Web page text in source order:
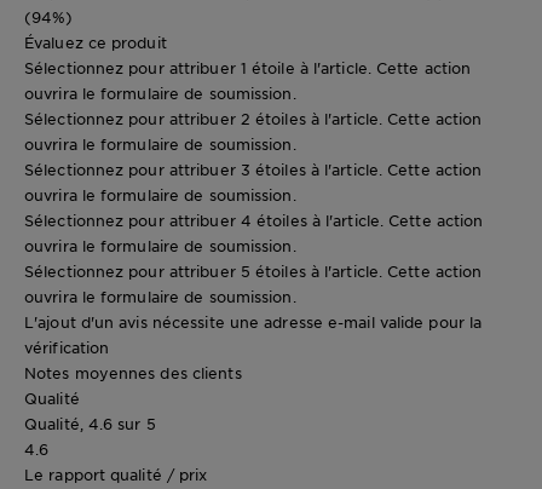
(94%)
Évaluez ce produit
Sélectionnez pour attribuer 1 étoile à l'article. Cette action
ouvrira le formulaire de soumission.
Sélectionnez pour attribuer 2 étoiles à l'article. Cette action
ouvrira le formulaire de soumission.
Sélectionnez pour attribuer 3 étoiles à l'article. Cette action
ouvrira le formulaire de soumission.
Sélectionnez pour attribuer 4 étoiles à l'article. Cette action
ouvrira le formulaire de soumission.
Sélectionnez pour attribuer 5 étoiles à l'article. Cette action
ouvrira le formulaire de soumission.
L'ajout d'un avis nécessite une adresse e-mail valide pour la
vérification
Notes moyennes des clients
Qualité
Qualité, 4.6 sur 5
4.6
Le rapport qualité / prix